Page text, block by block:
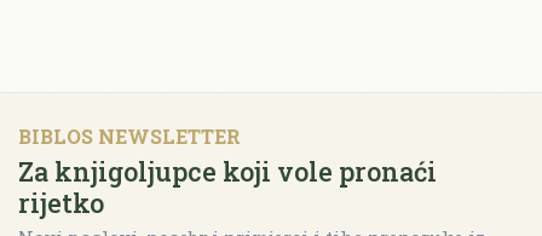
BIBLOS NEWSLETTER
Za knjigoljupce koji vole pronaći
rijetko